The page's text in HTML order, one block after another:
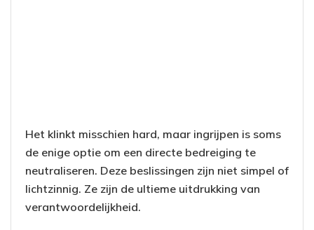
Het klinkt misschien hard, maar ingrijpen is soms
de enige optie om een directe bedreiging te
neutraliseren. Deze beslissingen zijn niet simpel of
lichtzinnig. Ze zijn de ultieme uitdrukking van
verantwoordelijkheid.